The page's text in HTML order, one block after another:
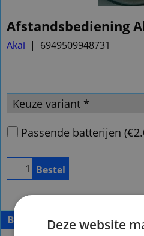
Afstandsbediening
Akai 6949509948731
Passende batterijen (
Bestel
BeschrijvingDeze website